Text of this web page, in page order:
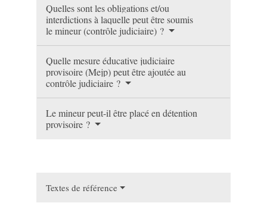
Quelles sont les obligations et/ou
interdictions à laquelle peut être soumis
le mineur (contrôle judiciaire) ?
Quelle mesure éducative judiciaire
provisoire (Mejp) peut être ajoutée au
contrôle judiciaire ?
Le mineur peut-il être placé en détention
provisoire ?
Textes de référence